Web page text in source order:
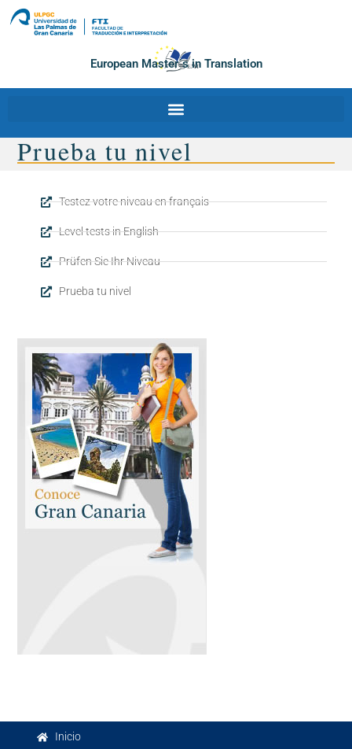
European Master´s in Translation
Prueba tu nivel
Testez votre niveau en français
Level tests in English
Prüfen Sie Ihr Niveau
Prueba tu nivel
Inicio